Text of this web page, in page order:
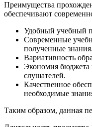
Преимущества
обеспечивают
Удобный учебный
Современные
полученные знания.
Вариативность
Экономия бюджета
слушателей.
Качественное
необходимые
Таким образом, данная